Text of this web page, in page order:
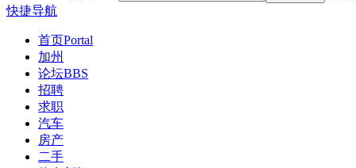
快捷导航
首页Portal
加州
论坛BBS
招聘
求职
汽车
房产
二手